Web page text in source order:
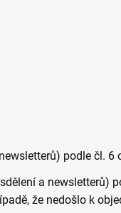
podle čl. 6
a newsletterů)
že nedošlo k